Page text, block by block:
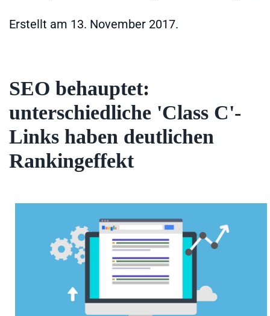
Erstellt am 13. November 2017.
SEO behauptet:
unterschiedliche 'Class C'-
Links haben deutlichen
Rankingeffekt